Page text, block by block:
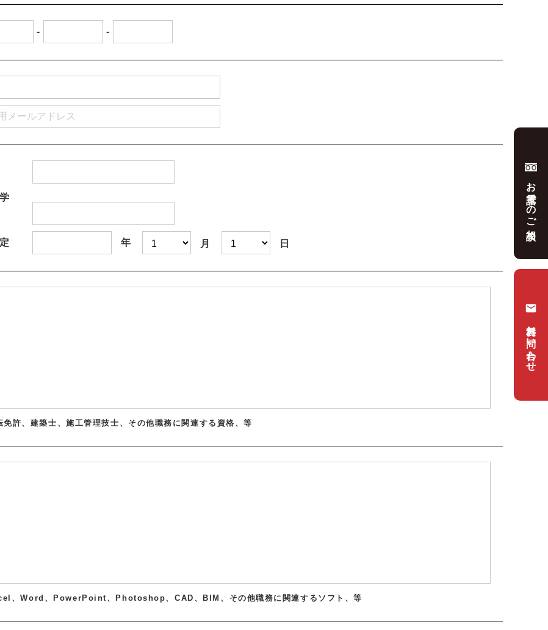
お電話でのご相談
無料お問い合わせ
- -
年 月 日
免許、建築士、施工管理技士、その他職務に関連する資格、等
、Word、PowerPoint、Photoshop、CAD、BIM、その他職務に関連するソフト、等